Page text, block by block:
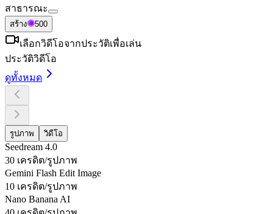
สาธารณะ
สร้าง 500
เลือกวิดีโอจากประวัติเพื่อเล่น
ประวัติวิดีโอ
ดูทั้งหมด
รูปภาพ วิดีโอ
Seedream 4.0
30 เครดิต/รูปภาพ
Gemini Flash Edit Image
10 เครดิต/รูปภาพ
Nano Banana AI